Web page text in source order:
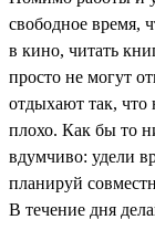
свободное время,
в кино, читать
просто не могут
отдыхают так, что
плохо. Как бы то
вдумчиво: удели
планируй
В течение дня